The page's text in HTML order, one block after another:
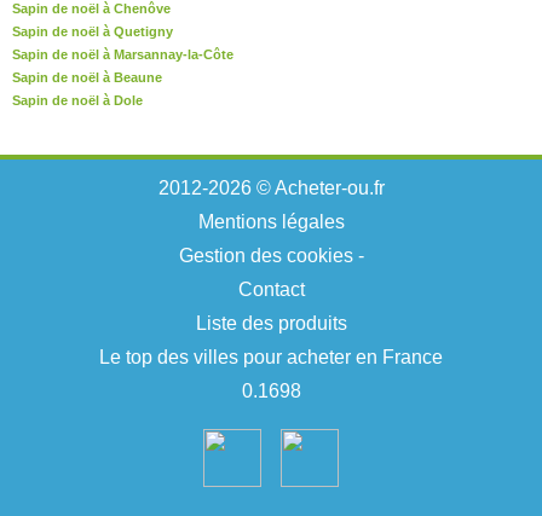
Sapin de noël à Chenôve
Sapin de noël à Quetigny
Sapin de noël à Marsannay-la-Côte
Sapin de noël à Beaune
Sapin de noël à Dole
2012-2026 © Acheter-ou.fr
Mentions légales
Gestion des cookies-
Contact
Liste des produits
Le top des villes pour acheter en France
0.1698